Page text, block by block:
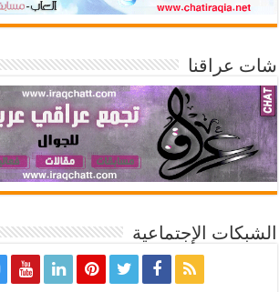
شات عراقنا
الشبكات الإجتماعية